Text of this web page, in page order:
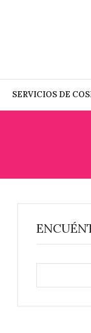
SERVICIOS DE